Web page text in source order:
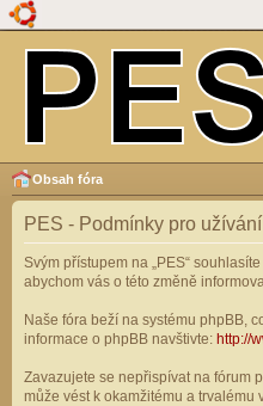
Obsah fóra
PES - Podmínky pro užívání
Svým přístupem na „PES“
abychom vás o této změně
Naše fóra beží na systému phpBB,
informace o phpBB navštivte: http://
Zavazujete se nepřispívat na fórum
může vést k okamžitému a